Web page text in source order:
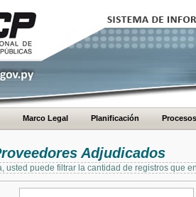
Marco Legal Planificación Procesos
Adjudicados
usted puede filtrar la cantidad de registros que